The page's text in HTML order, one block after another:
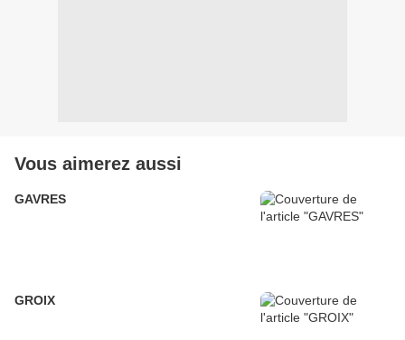
Vous aimerez aussi
GAVRES
GROIX